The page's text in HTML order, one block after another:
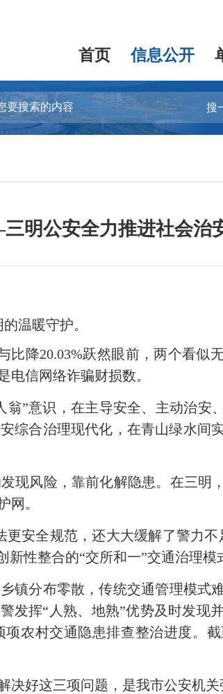
首页 信息公开
搜
明公安全力推进社会治
温暖守护。
比降20.03%跃然眼前，两个看似
电信网络诈骗财损数。
翁”意识，在主导安全、主动治安
综合治理现代化，在青山绿水间
现风险，靠前化解隐患。在三明
网。
安全规范，还大大缓解了警力
性整合的“交所和一”交通治理模
镇分布零散，传统交通管理模式
发挥“人熟、地熟”优势及时发现
农村交通隐患排查整治进度。
好这三项问题，是我市公安机关